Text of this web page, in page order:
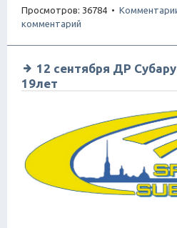
Просмотров: 36784 •
комментарий
12 сентября ДР
19лет